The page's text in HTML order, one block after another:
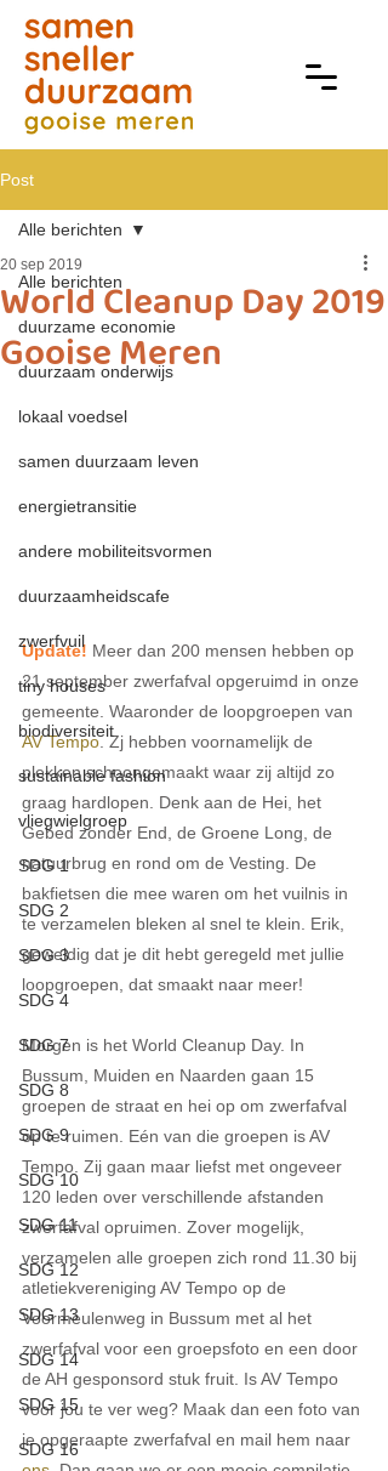
Post
Alle berichten
duurzame economie
duurzaam onderwijs
lokaal voedsel
samen duurzaam leven
energietransitie
andere mobiliteitsvormen
duurzaamheidscafe
zwerfvuil
tiny houses
biodiversiteit
sustainable fashion
vliegwielgroep
SDG 1
SDG 2
SDG 3
SDG 4
SDG 7
SDG 8
SDG 9
SDG 10
SDG 11
SDG 12
SDG 13
SDG 14
SDG 15
SDG 16
Alle berichten
World Cleanup Day 2019
Gooise Meren
20 sep 2019
Update! Meer dan 200 mensen hebben op
21 september zwerfafval opgeruimd in onze
gemeente. Waaronder de loopgroepen van
AV Tempo. Zj hebben voornamelijk de
plekken schoongemaakt waar zij altijd zo
graag hardlopen. Denk aan de Hei, het
Gebed zonder End, de Groene Long, de
natuurbrug en rond om de Vesting. De
bakfietsen die mee waren om het vuilnis in
te verzamelen bleken al snel te klein. Erik,
geweldig dat je dit hebt geregeld met jullie
loopgroepen, dat smaakt naar meer!
Morgen is het World Cleanup Day. In
Bussum, Muiden en Naarden gaan 15
groepen de straat en hei op om zwerfafval
op te ruimen. Eén van die groepen is AV
Tempo. Zij gaan maar liefst met ongeveer
120 leden over verschillende afstanden
zwerfafval opruimen. Zover mogelijk,
verzamelen alle groepen zich rond 11.30 bij
atletiekvereniging AV Tempo op de
Voormeulenweg in Bussum met al het
zwerfafval voor een groepsfoto en een door
de AH gesponsord stuk fruit. Is AV Tempo
voor jou te ver weg? Maak dan een foto van
je opgeraapte zwerfafval en mail hem naar